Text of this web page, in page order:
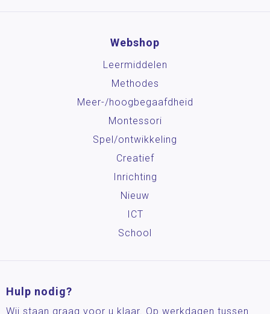
Webshop
Leermiddelen
Methodes
Meer-/hoog­begaafdheid
Montessori
Spel/ontwikkeling
Creatief
Inrichting
Nieuw
ICT
School
Hulp nodig?
Wij staan graag voor u klaar. Op werkdagen tussen